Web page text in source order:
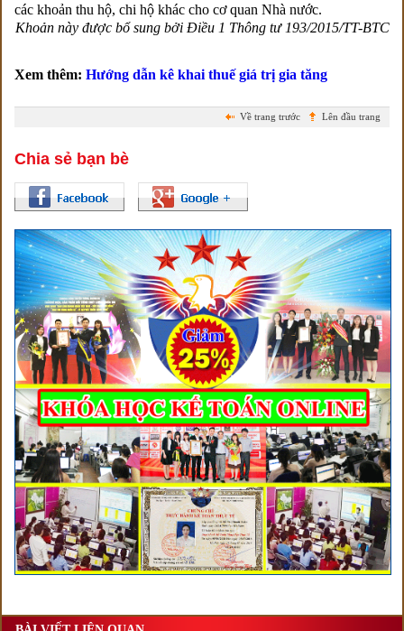
các khoản thu hộ, chi hộ khác cho cơ quan Nhà nước.
Khoản này được bổ sung bởi Điều 1 Thông tư 193/2015/TT-BTC
Xem thêm: Hướng dẫn kê khai thuế giá trị gia tăng
Lên đầu trang
Về trang trước
Chia sẻ bạn bè